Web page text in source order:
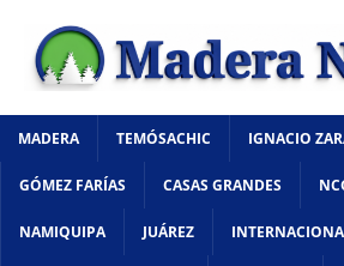
MADERA TEMÓSACHIC IGNACIO
GÓMEZ FARÍAS CASAS GRANDES
NAMIQUIPA JUÁREZ